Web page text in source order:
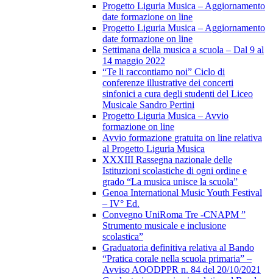
Progetto Liguria Musica – Aggiornamento
date formazione on line
Progetto Liguria Musica – Aggiornamento
date formazione on line
Settimana della musica a scuola – Dal 9 al
14 maggio 2022
“Te li raccontiamo noi” Ciclo di
conferenze illustrative dei concerti
sinfonici a cura degli studenti del Liceo
Musicale Sandro Pertini
Progetto Liguria Musica – Avvio
formazione on line
Avvio formazione gratuita on line relativa
al Progetto Liguria Musica
XXXIII Rassegna nazionale delle
Istituzioni scolastiche di ogni ordine e
grado “La musica unisce la scuola”
Genoa International Music Youth Festival
– IV° Ed.
Convegno UniRoma Tre -CNAPM ”
Strumento musicale e inclusione
scolastica”
Graduatoria definitiva relativa al Bando
“Pratica corale nella scuola primaria” –
Avviso AOODPPR n. 84 del 20/10/2021